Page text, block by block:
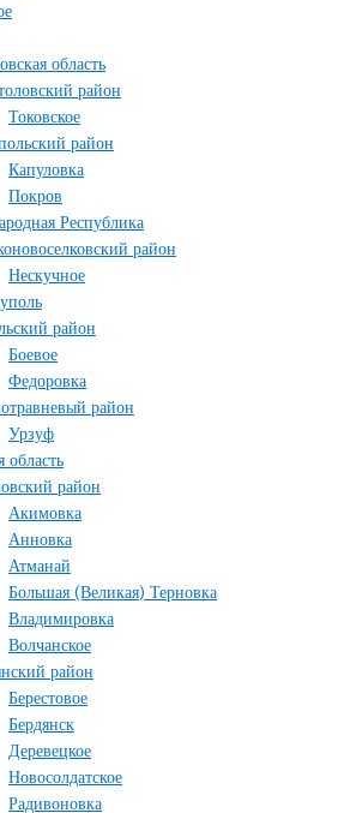
область
район
Токовское
район
Капуловка
Покров
Республика
район
Нескучное
район
Боевое
Федоровка
район
Урзуф
область
район
Акимовка
Анновка
Атманай
Большая (Великая) Терновка
Владимировка
Волчанское
район
Берестовое
Бердянск
Деревецкое
Новосолдатское
Радивоновка